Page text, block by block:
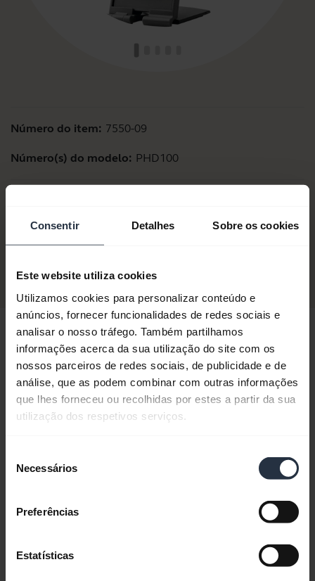
Consentir Detalhes Sobre os cookies
Este website utiliza cookies
Utilizamos cookies para personalizar conteúdo e
anúncios, fornecer funcionalidades de redes sociais e
analisar o nosso tráfego. Também partilhamos
informações acerca da sua utilização do site com os
nossos parceiros de redes sociais, de publicidade e de
análise, que as podem combinar com outras informações
que lhes forneceu ou recolhidas por estes a partir da sua
utilização dos respetivos serviços.
Necessários
Preferências
Estatísticas
Número do item: 7550-09
Número(s) do modelo: PHD100
Documentos de produto
Oi,
Como posso ajudá-lo hoje?
Primeiros passos
Perguntas frequentes add